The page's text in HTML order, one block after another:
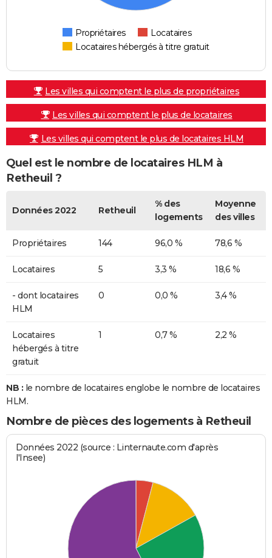
Propriétaires
Locataires
Locataires hébergés à titre gratuit
Les villes qui comptent le plus de propriétaires
Les villes qui comptent le plus de locataires
Les villes qui comptent le plus de locataires HLM
Quel est le nombre de locataires HLM à
Retheuil ?
Données 2022 Retheuil
% des
logements
Moyenne
des villes
Propriétaires 144 96,0 % 78,6 %
Locataires 5 3,3 % 18,6 %
- dont locataires
HLM
0 0,0 % 3,4 %
Locataires
hébergés à titre
gratuit
1 0,7 % 2,2 %
NB : le nombre de locataires englobe le nombre de locataires
HLM.
Nombre de pièces des logements à Retheuil
Données 2022 (source : Linternaute.com d'après
l'Insee)